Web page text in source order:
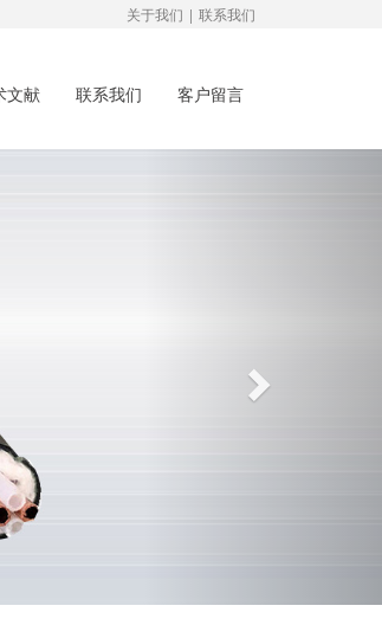
关于我们 | 联系我们
文献 联系我们 客户留言